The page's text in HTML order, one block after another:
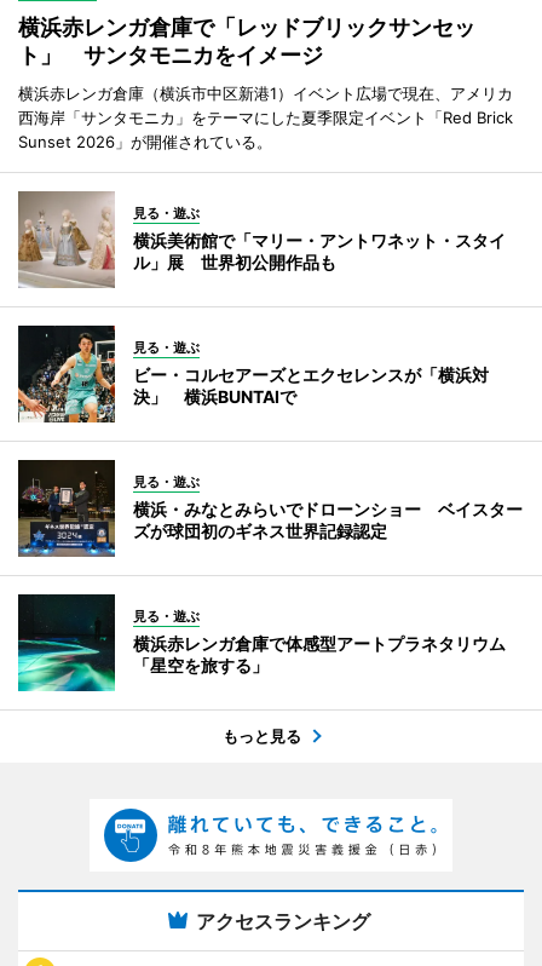
横浜赤レンガ倉庫で「レッドブリックサンセッ
ト」 サンタモニカをイメージ
横浜赤レンガ倉庫（横浜市中区新港1）イベント広場で現在、アメリカ
西海岸「サンタモニカ」をテーマにした夏季限定イベント「Red Brick
Sunset 2026」が開催されている。
見る・遊ぶ
横浜美術館で「マリー・アントワネット・スタイ
ル」展 世界初公開作品も
見る・遊ぶ
ビー・コルセアーズとエクセレンスが「横浜対
決」 横浜BUNTAIで
見る・遊ぶ
横浜・みなとみらいでドローンショー ベイスター
ズが球団初のギネス世界記録認定
見る・遊ぶ
横浜赤レンガ倉庫で体感型アートプラネタリウム
「星空を旅する」
もっと見る
アクセスランキング